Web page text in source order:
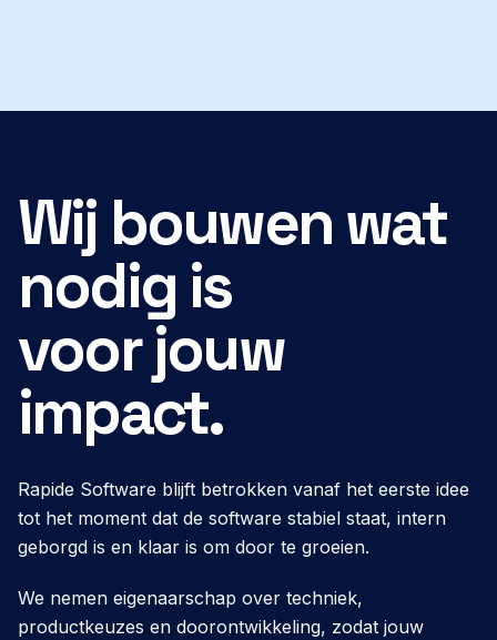
Wij bouwen wat
nodig is
voor jouw
impact.
Rapide Software blijft betrokken vanaf het eerste idee
tot het moment dat de software stabiel staat, intern
geborgd is en klaar is om door te groeien.
We nemen eigenaarschap over techniek,
productkeuzes en doorontwikkeling, zodat jouw